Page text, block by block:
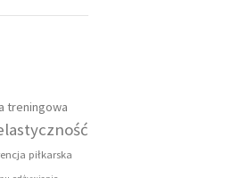
treningowa
piłkarska